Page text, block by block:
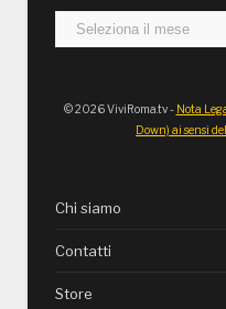
Archivi
© 2026 ViviRoma.tv - Nota
Down) ai sensi
Chi siamo
Contatti
Store